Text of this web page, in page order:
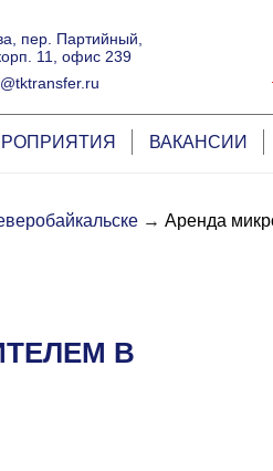
пер. Партийный,
11, офис 239
ВАКАНСИИ
→ Аренда
В